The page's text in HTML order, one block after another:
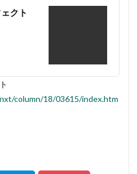
クト
column/18/03615/index.htm